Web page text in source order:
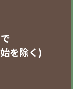
を除く)